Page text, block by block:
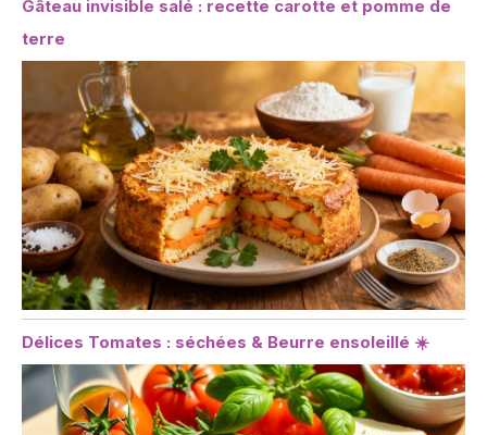
Gâteau invisible salé : recette carotte et pomme de
terre
Délices Tomates : séchées & Beurre ensoleillé ☀️